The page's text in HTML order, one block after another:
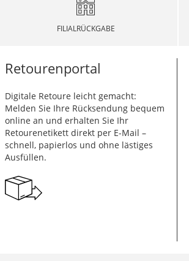
FILIALRÜCKGABE
Retourenportal
Digitale Retoure leicht gemacht:
Melden Sie Ihre Rücksendung bequem
online an und erhalten Sie Ihr
Retourenetikett direkt per E-Mail –
schnell, papierlos und ohne lästiges
Ausfüllen.